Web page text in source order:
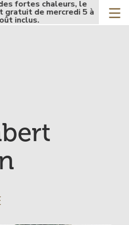
Aller
au
musée
fortes chaleurs, le
de mercredi 5 à
inclus.